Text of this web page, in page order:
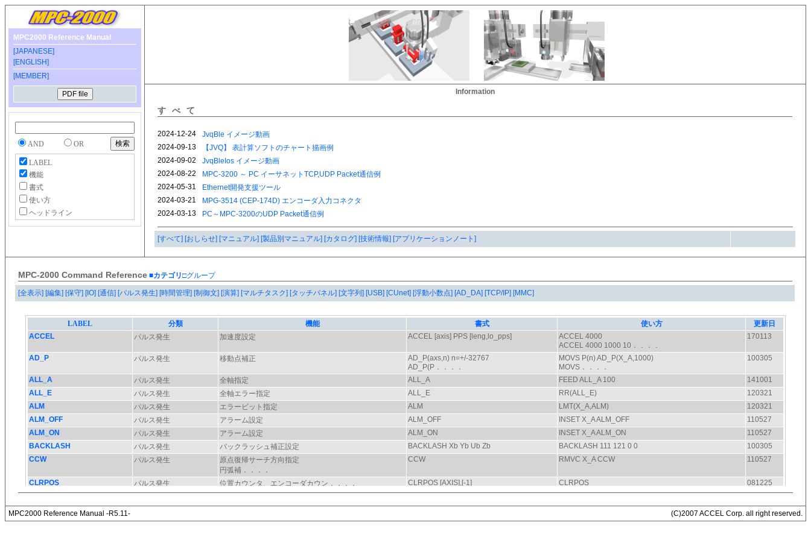
MPC2000 Reference Manual
[JAPANESE]
[ENGLISH]
[MEMBER]
AND OR
LABEL
機能
書式
使い方
ヘッドライン
Information
すべて
[すべて] [おしらせ] [マニュアル] [製品別マニュアル] [カタログ] [技術情報] [アプリケーションノート]
MPC-2000 Command Reference ■カテゴリ□グループ
[全表示] [編集] [保守] [IO] [通信] [パルス発生] [時間管理] [制御文] [演算] [マルチタスク] [タッチパネル] [文字列] [USB] [CUnet] [浮動小数点] [AD_DA] [TCP/IP] [MMC]
MPC2000 Reference Manual -R5.11- (C)2007 ACCEL Corp. all right reserved.